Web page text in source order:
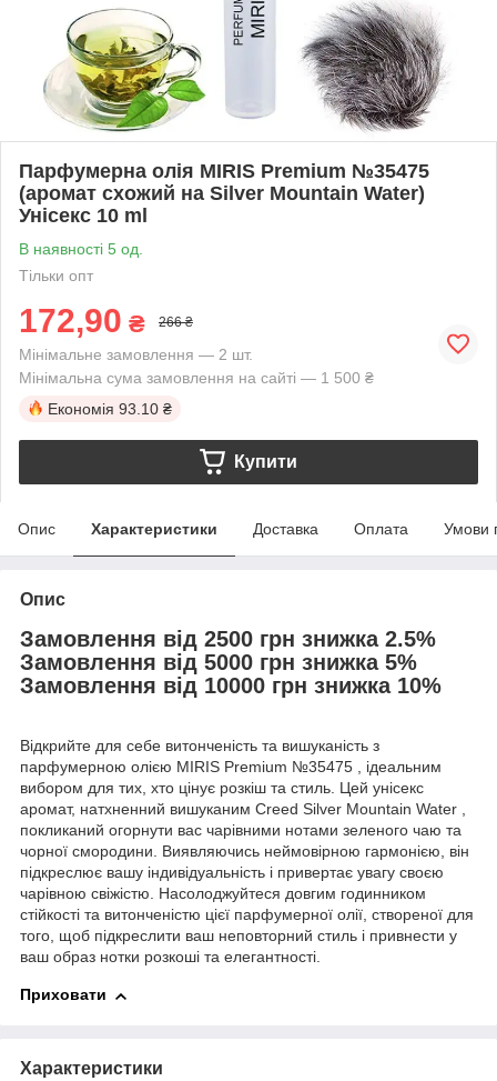
Парфумерна олія MIRIS Premium №35475
(аромат схожий на Silver Mountain Water)
Унісекс 10 ml
В наявності 5 од.
Тільки опт
172,90 ₴ 266 ₴
Мінімальне замовлення — 2 шт.
Мінімальна сума замовлення на сайті — 1 500 ₴
Економія 93.10 ₴
Купити
Опис Характеристики Доставка Оплата Умови
Опис
Замовлення від 2500 грн знижка 2.5%
Замовлення від 5000 грн знижка 5%
Замовлення від 10000 грн знижка 10%
Відкрийте для себе витонченість та вишуканість з
парфумерною олією MIRIS Premium №35475 , ідеальним
вибором для тих, хто цінує розкіш та стиль. Цей унісекс
аромат, натхненний вишуканим Creed Silver Mountain Water ,
покликаний огорнути вас чарівними нотами зеленого чаю та
чорної смородини. Виявляючись неймовірною гармонією, він
підкреслює вашу індивідуальність і привертає увагу своєю
чарівною свіжістю. Насолоджуйтеся довгим годинником
стійкості та витонченістю цієї парфумерної олії, створеної для
того, щоб підкреслити ваш неповторний стиль і привнести у
ваш образ нотки розкоші та елегантності.
Приховати
Характеристики